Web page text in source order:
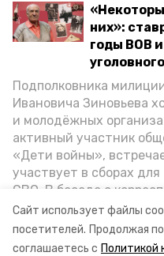
Сайт использует файлы
посетителей. Продолжая
соглашаетесь с Политикой
них»:
годы ВОВ
Подполковника
Ивановича Зиновьева
и молодёжных
активный участник
«Дети войны»,
участвует в сборах
СВО. В беседе с
спецпроекта «Дети
ветеран рассказал о
ВОВ, о службе в
ранее
покушались
выяснилось, что
причастен к
Апанасенковском
несколько
Ранее любителей
Туркменского
ноября.